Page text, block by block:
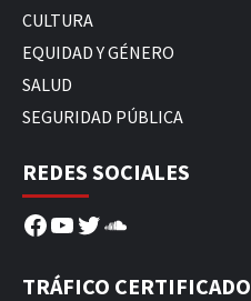
CULTURA
EQUIDAD Y GÉNERO
SALUD
SEGURIDAD PÚBLICA
REDES SOCIALES
Facebook
YouTube
Twitter
SoundCloud
TRÁFICO CERTIFICADO